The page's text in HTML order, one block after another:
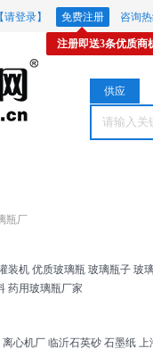
【请登录】 免费注册 咨询
注册即送3条优质商
供应频道
供应
瓶厂
装机 优质玻璃瓶 玻璃瓶子 玻
药用玻璃瓶厂家
离心机厂 临沂石英砂 石墨纸 上